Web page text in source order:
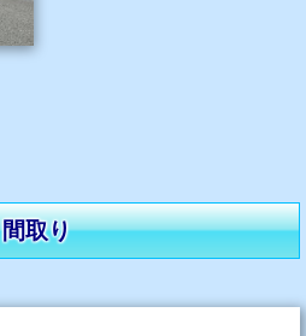
間取り